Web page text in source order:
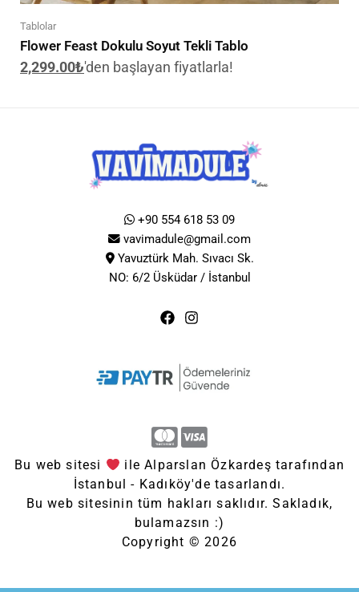
Tablolar
Flower Feast Dokulu Soyut Tekli Tablo
2,299.00₺'den başlayan fiyatlarla!
+90 554 618 53 09
vavimadule@gmail.com
Yavuztürk Mah. Sıvacı Sk.
NO: 6/2 Üsküdar / İstanbul
Bu web sitesi
ile Alparslan Özkardeş tarafından
İstanbul - Kadıköy'de tasarlandı.
Bu web sitesinin tüm hakları saklıdır. Sakladık,
bulamazsın :)
Copyright © 2026